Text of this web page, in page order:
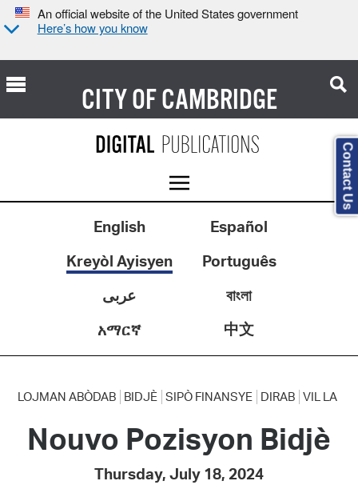
An official website of the United States government
Here’s how you know
CITY OFCAMBRIDGE
English
Español
Kreyòl Ayisyen
Português
عربى
বাংলা
አማርኛ
中文
LOJMAN ABÒDAB BIDJÈ SIPÒ FINANSYE DIRAB VIL LA
Nouvo Pozisyon Bidjè
Thursday, July 18, 2024
Contact Us